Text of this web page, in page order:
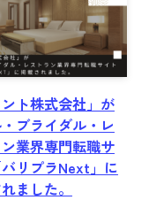
ント株式会社」が
ブライダル・レ
業界専門転職サ
リプラNext」に
ました。